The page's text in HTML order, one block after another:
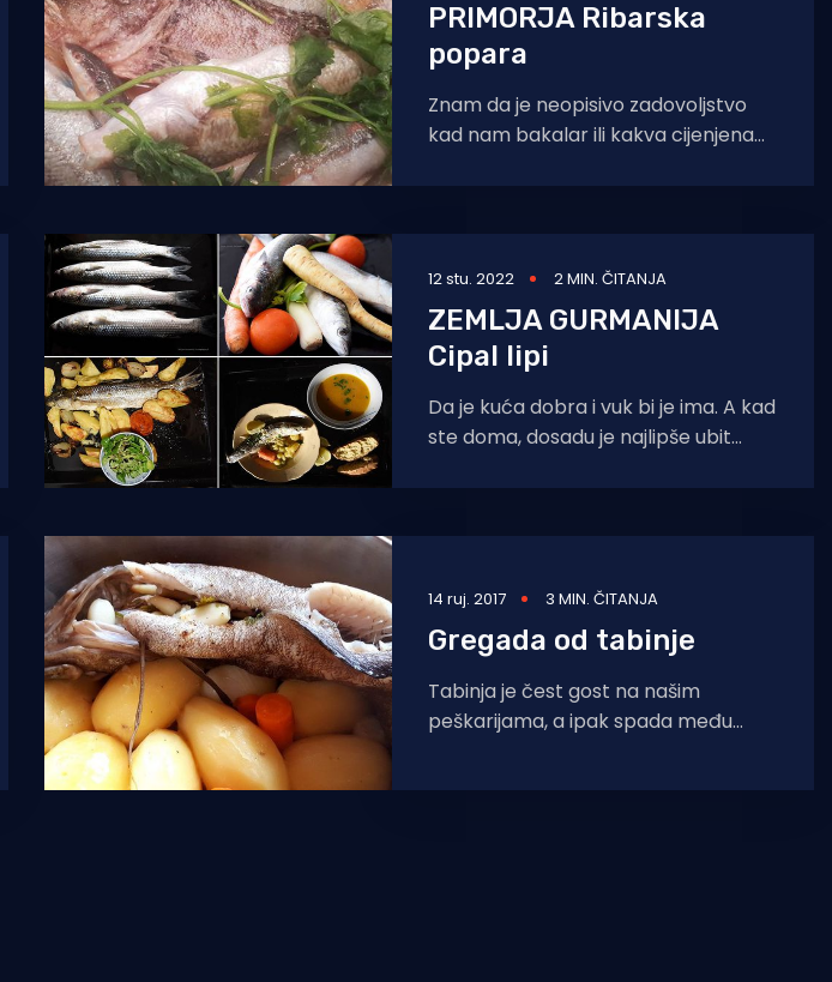
PRIMORJA Ribarska
popara
Znam da je neopisivo zadovoljstvo
kad nam bakalar ili kakva cijenjena
nama koji volimo
12 stu. 2022 2 MIN. ČITANJA
ZEMLJA GURMANIJA
Cipal lipi
Da je kuća dobra i vuk bi je ima. A kad
ste doma, dosadu je najlipše ubit
14 ruj. 2017 3 MIN. ČITANJA
Gregada od tabinje
Tabinja je čest gost na našim
peškarijama, a ipak spada među